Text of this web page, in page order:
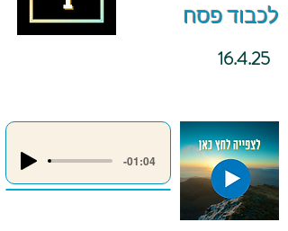
לכבוד פסח
16.4.25
-01:04